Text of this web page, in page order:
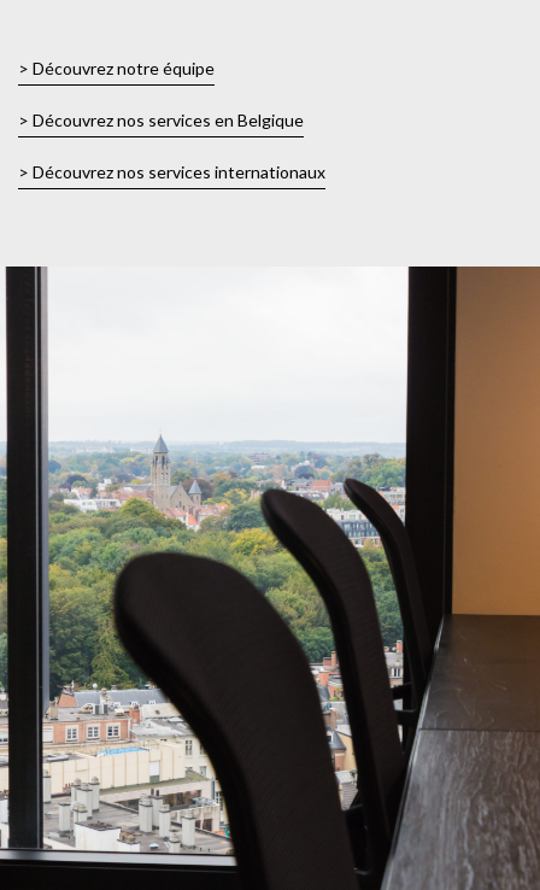
> Découvrez notre équipe
> Découvrez nos services en Belgique
> Découvrez nos services internationaux